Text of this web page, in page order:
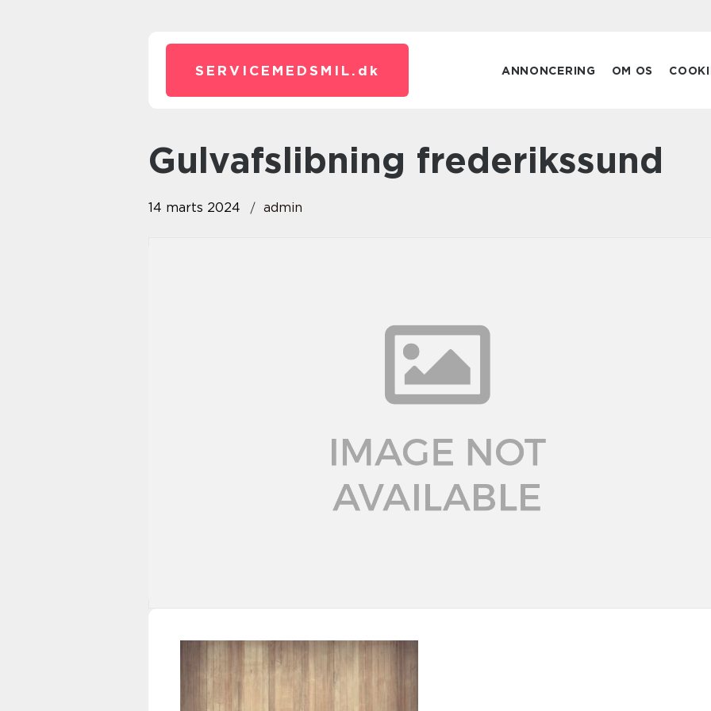
SERVICEMEDSMIL. dk ANNONCERING OM OS
gulvafslibning frederikssund
14 marts 2024 admin